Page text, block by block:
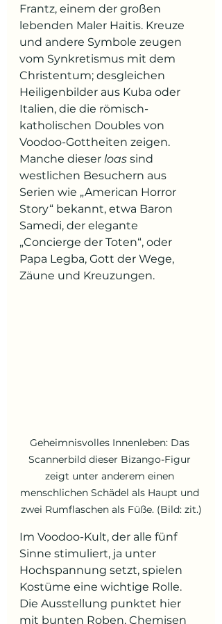
Frantz, einem der großen
lebenden Maler Haitis. Kreuze
und andere Symbole zeugen
vom Synkretismus mit dem
Christentum; desgleichen
Heiligenbilder aus Kuba oder
Italien, die die römisch-
katholischen Doubles von
Voodoo-Gottheiten zeigen.
Manche dieser loas sind
westlichen Besuchern aus
Serien wie „American Horror
Story“ bekannt, etwa Baron
Samedi, der elegante
„Concierge der Toten“, oder
Papa Legba, Gott der Wege,
Zäune und Kreuzungen.
Geheimnisvolles Innenleben: Das
Scannerbild dieser Bizango-Figur
zeigt unter anderem einen
menschlichen Schädel als Haupt und
zwei Rumflaschen als Füße. (Bild: zit.)
Im Voodoo-Kult, der alle fünf
Sinne stimuliert, ja unter
Hochspannung setzt, spielen
Kostüme eine wichtige Rolle.
Die Ausstellung punktet hier
mit bunten Roben, Chemisen